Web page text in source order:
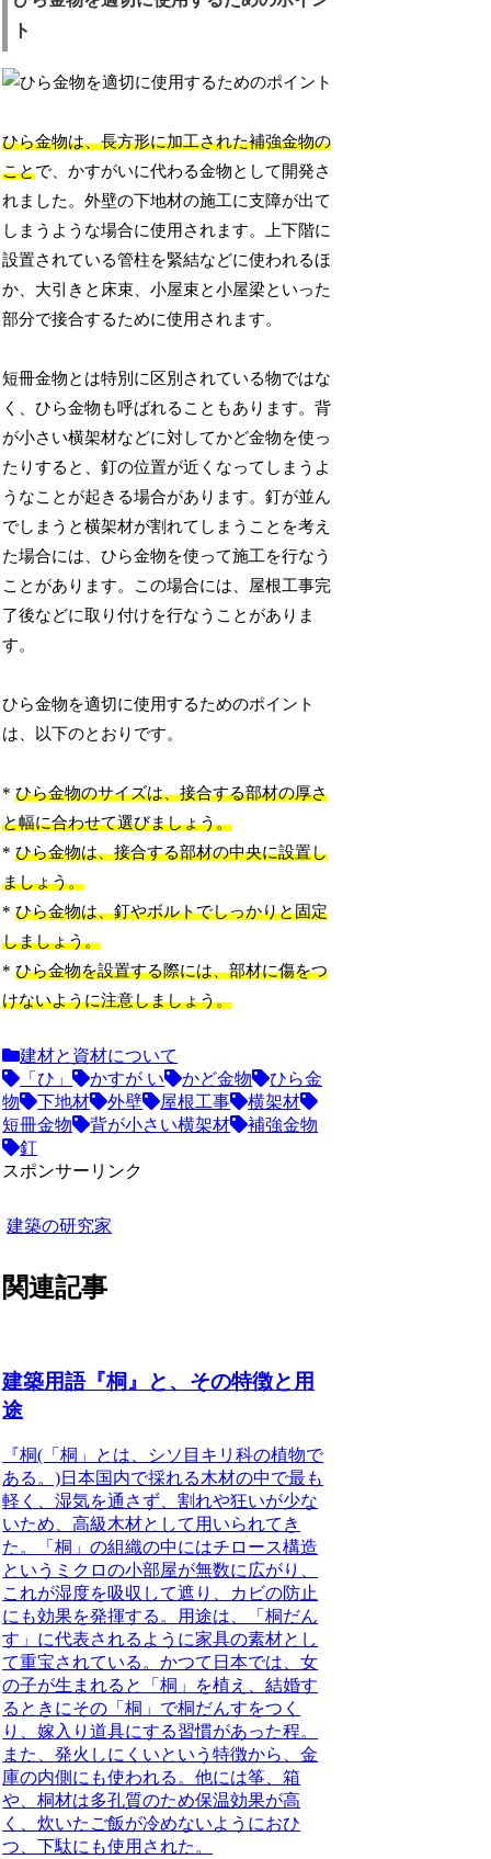
ト
ひら金物は、長方形に加工された補強金物の
ことで、かすがいに代わる金物として開発さ
れました。外壁の下地材の施工に支障が出て
しまうような場合に使用されます。上下階に
設置されている管柱を緊結などに使われるほ
か、大引きと床束、小屋束と小屋梁といった
部分で接合するために使用されます。
短冊金物とは特別に区別されている物ではな
く、ひら金物も呼ばれることもあります。背
が小さい横架材などに対してかど金物を使っ
たりすると、釘の位置が近くなってしまうよ
うなことが起きる場合があります。釘が並ん
でしまうと横架材が割れてしまうことを考え
た場合には、ひら金物を使って施工を行なう
ことがあります。この場合には、屋根工事完
了後などに取り付けを行なうことがありま
す。
ひら金物を適切に使用するためのポイント
は、以下のとおりです。
*ひら金物のサイズは、接合する部材の厚さ
と幅に合わせて選びましょう。
*ひら金物は、接合する部材の中央に設置し
ましょう。
*ひら金物は、釘やボルトでしっかりと固定
しましょう。
*ひら金物を設置する際には、部材に傷をつ
けないように注意しましょう。
建材と資材について
「ひ」
かすが い かど金物
ひら金
物
下地材 外壁 屋根工事
横架材
短冊金物
背が小さい横架材
補強金物
釘
スポンサーリンク
建築の研究家
関連記事
建築用語『桐』と、その特徴と用
途
『桐(「桐」とは、シソ目キリ科の植物で
ある。)日本国内で採れる木材の中で最も
軽く、湿気を通さず、割れや狂いが少な
いため、高級木材として用いられてき
た。
「桐」の組織の中にはチロース構造
というミクロの小部屋が無数に広がり、
これが湿度を吸収して遮り、カビの防止
にも効果を発揮する。
用途は、「桐だん
す」に代表されるように家具の素材とし
て重宝されている。かつて日本では、女
の子が生まれると「桐」を植え、結婚す
るときにその「桐」で桐だんすをつく
り、嫁入り道具にする習慣があった程。
また、発火しにくいという特徴から、金
庫の内側にも使われる。他には筝、箱
や、桐材は多孔質のため保温効果が高
く、炊いたご飯が冷めないようにおひ
つ、下駄にも使用された。